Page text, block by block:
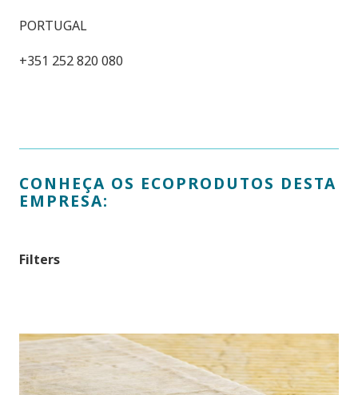
PORTUGAL
+351 252 820 080
CONHEÇA OS ECOPRODUTOS DESTA
EMPRESA:
Filters